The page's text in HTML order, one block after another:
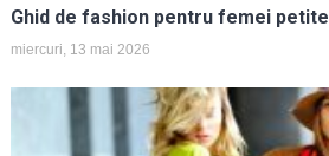
Ghid de fashion pentru femei petite
miercuri, 13 mai 2026